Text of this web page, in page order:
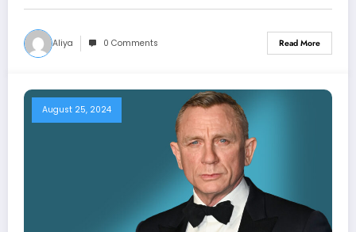
Aliya 0 Comments Read More
August 25, 2024